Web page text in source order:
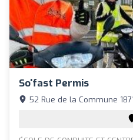
So'fast Permis
52 Rue de la Commune